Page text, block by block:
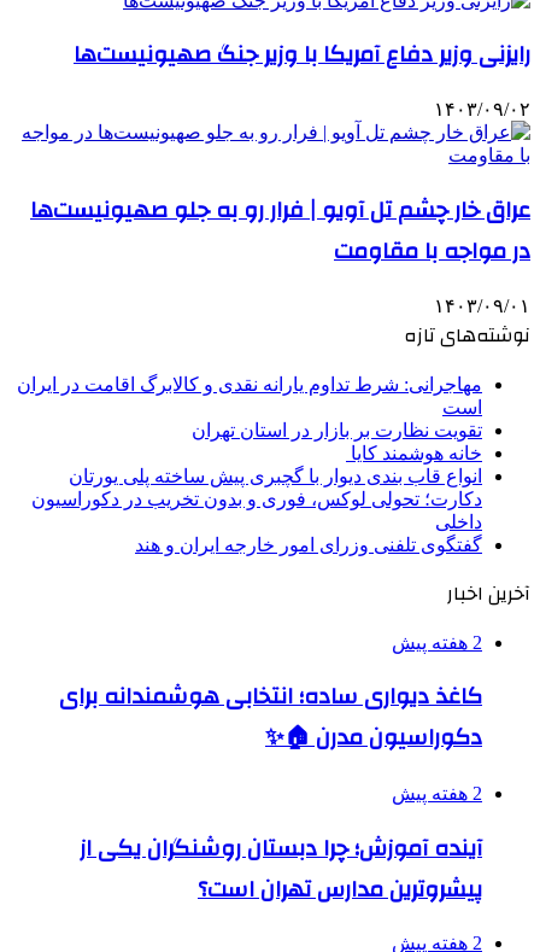
رایزنی وزیر دفاع آمریکا با وزیر جنگ صهیونیست‌ها
۱۴۰۳/۰۹/۰۲
عراق خار چشم تل آویو | فرار رو به جلو صهیونیست‌ها
در مواجه با مقاومت
۱۴۰۳/۰۹/۰۱
نوشته‌های تازه
مهاجرانی: شرط تداوم یارانه نقدی و کالابرگ اقامت در ایران
است
تقویت نظارت بر بازار در استان تهران
خانه هوشمند کایا
انواع قاب بندی دیوار با گچبری پیش ساخته پلی یورتان
دکارت؛ تحولی لوکس، فوری و بدون تخریب در دکوراسیون
داخلی
گفتگوی تلفنی وزرای امور خارجه ایران و هند
آخرین اخبار
2 هفته پیش
کاغذ دیواری ساده؛ انتخابی هوشمندانه برای
دکوراسیون مدرن 🏠✨
2 هفته پیش
آینده آموزش؛ چرا دبستان روشنگران یکی از
پیشروترین مدارس تهران است؟
2 هفته پیش